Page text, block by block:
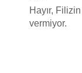
Hayır,
vermiyor.